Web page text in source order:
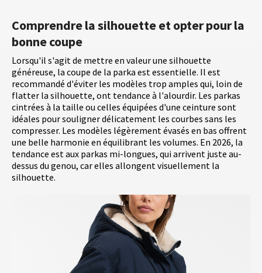
Comprendre la silhouette et opter pour la
bonne coupe
Lorsqu'il s'agit de mettre en valeur une silhouette
généreuse, la coupe de la parka est essentielle. Il est
recommandé d'éviter les modèles trop amples qui, loin de
flatter la silhouette, ont tendance à l'alourdir. Les parkas
cintrées à la taille ou celles équipées d'une ceinture sont
idéales pour souligner délicatement les courbes sans les
compresser. Les modèles légèrement évasés en bas offrent
une belle harmonie en équilibrant les volumes. En 2026, la
tendance est aux parkas mi-longues, qui arrivent juste au-
dessus du genou, car elles allongent visuellement la
silhouette.